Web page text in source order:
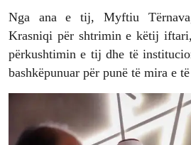
Nga ana e tij, Myftiu
Krasniqi për shtrimin e këtij
përkushtimin e tij dhe të
bashkëpunuar për punë të mira e